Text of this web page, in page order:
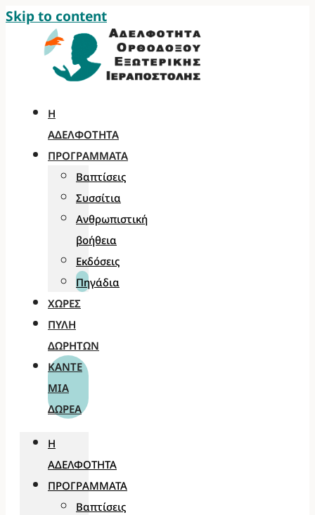
Skip to content
Η
ΑΔΕΛΦΌΤΗΤΑ
ΠΡΟΓΡΆΜΜΑΤΑ
Βαπτίσεις
Συσσίτια
Ανθρωπιστική
βοήθεια
Εκδόσεις
Πηγάδια
ΧΏΡΕΣ
ΠΎΛΗ
ΔΩΡΗΤΏΝ
ΚΆΝΤΕ
ΜΊΑ
ΔΩΡΕΆ
Η
ΑΔΕΛΦΌΤΗΤΑ
ΠΡΟΓΡΆΜΜΑΤΑ
Βαπτίσεις